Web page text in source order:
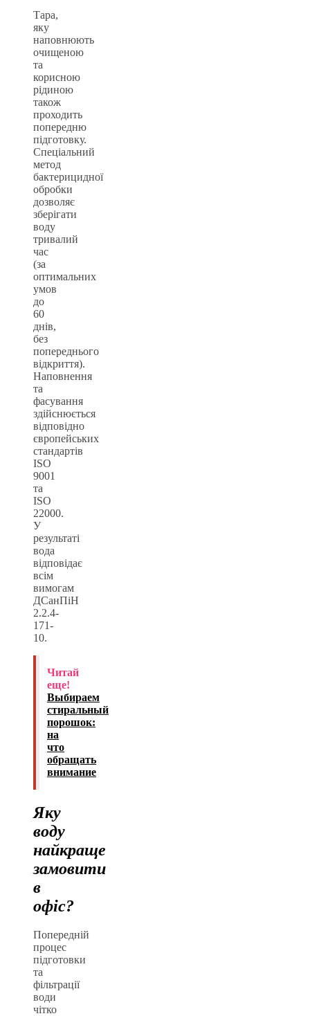
Тара,
яку
наповнюють
очищеною
та
корисною
рідиною
також
проходить
попередню
підготовку.
Спеціальний
метод
бактерицидної
обробки
дозволяє
зберігати
воду
тривалий
час
(за
оптимальних
умов
до
60
днів,
без
попереднього
відкриття).
Наповнення
та
фасування
здійснюється
відповідно
європейських
стандартів
ISO
9001
та
ISO
22000.
У
результаті
вода
відповідає
всім
вимогам
ДСанПіН
2.2.4-
171-
10.
Читай
еще!
Выбираем
стиральный
порошок:
на
что
обращать
внимание
Яку
воду
найкраще
замовити
в
офіс?
Попередній
процес
підготовки
та
фільтрації
води
чітко